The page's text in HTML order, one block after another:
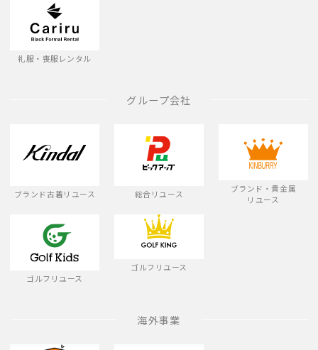
礼服・喪服レンタル
グループ会社
ブランド古着リユース 総合リユース
ブランド・貴金属
リユース
ゴルフリユース
ゴルフリユース
海外事業